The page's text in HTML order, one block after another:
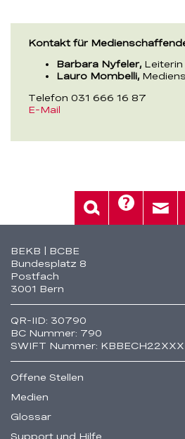
Kontakt für
Barbara Nyfeler,
Lauro Mombelli,
Telefon 031 666 16 87
E-Mail
Fusszeile
BEKB | BCBE
Bundesplatz 8
Postfach
3001 Bern
QR-IID: 30790
BC Nummer: 790
SWIFT Nummer: KBBECH22XXX
Offene Stellen
Medien
Glossar
Support und Hilfe